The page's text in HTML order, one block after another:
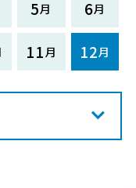
5
6
11 12